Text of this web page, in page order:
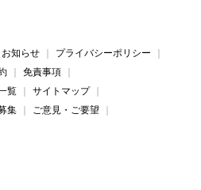
お知らせ
プライバシーポリシー
免責事項
覧
サイトマップ
集
ご意見・ご要望